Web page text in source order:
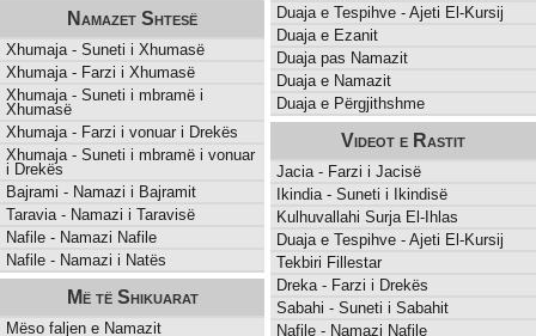
Namazet Shtesë
Xhumaja - Suneti i Xhumasë
Xhumaja - Farzi i Xhumasë
Xhumaja - Suneti i mbramë i
Xhumasë
Xhumaja - Farzi i vonuar i Drekës
Xhumaja - Suneti i mbramë i vonuar
i Drekës
Bajrami - Namazi i Bajramit
Taravia - Namazi i Taravisë
Nafile - Namazi Nafile
Nafile - Namazi i Natës
Më të Shikuarat
Mëso faljen e Namazit
Duaja e Tespihve - Ajeti El-Kursij
Duaja e Ezanit
Duaja pas Namazit
Duaja e Namazit
Duaja e Përgjithshme
Videot e Rastit
Jacia - Farzi i Jacisë
Ikindia - Suneti i Ikindisë
Kulhuvallahi Surja El-Ihlas
Duaja e Tespihve - Ajeti El-Kursij
Tekbiri Fillestar
Dreka - Farzi i Drekës
Sabahi - Suneti i Sabahit
Nafile - Namazi Nafile